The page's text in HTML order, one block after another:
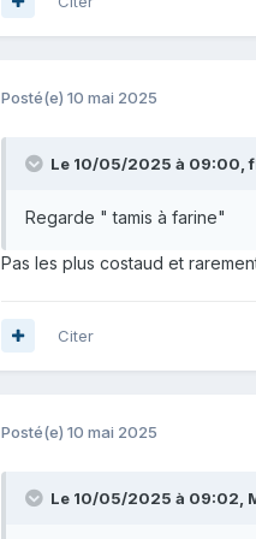
Posté(e) 10 mai 2025
Le 10/05/2025 à 09:00,
Regarde " tamis à farine"
Pas les plus costaud et
Citer
Posté(e) 10 mai 2025
Le 10/05/2025 à 09:02,